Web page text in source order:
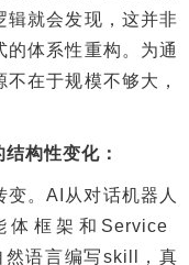
辑就会发现，这并非
体系性重构。为通
在于规模不够大，
构性变化：
。AI从对话机器人
体框架和Service
然语言编写skill，真